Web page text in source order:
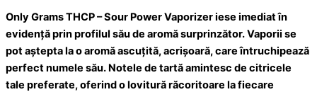
Only Grams THCP – Sour Power Vaporizer iese imediat în
evidență prin profilul său de aromă surprinzător. Vaporii se
pot aștepta la o aromă ascuțită, acrișoară, care întruchipează
perfect numele său. Notele de tartă amintesc de citricele
tale preferate, oferind o lovitură răcoritoare la fiecare